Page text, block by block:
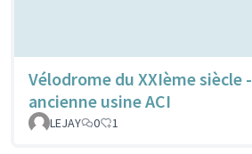
Vélodrome du XXIème siècle -
ancienne usine ACI
LEJAY
0 1